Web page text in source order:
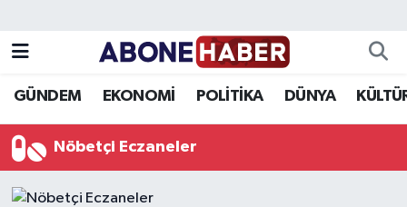
GÜNDEM EKONOMİ POLİTİKA DÜNYA
Nöbetçi Eczaneler